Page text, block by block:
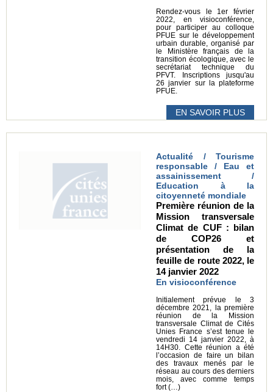
Rendez-vous le 1er février
2022, en visioconférence,
pour participer au colloque
PFUE sur le développement
urbain durable, organisé par
le Ministère français de la
transition écologique, avec le
secrétariat technique du
PFVT. Inscriptions jusqu'au
26 janvier sur la plateforme
PFUE.
EN SAVOIR PLUS
Actualité / Tourisme
responsable / Eau et
assainissement /
Education à la
citoyenneté mondiale
Première réunion de la
Mission transversale
Climat de CUF : bilan
de COP26 et
présentation de la
feuille de route 2022, le
14 janvier 2022
En visioconférence
Initialement prévue le 3
décembre 2021, la première
réunion de la Mission
transversale Climat de Cités
Unies France s’est tenue le
vendredi 14 janvier 2022, à
14H30. Cette réunion a été
l’occasion de faire un bilan
des travaux menés par le
réseau au cours des derniers
mois, avec comme temps
fort (…)